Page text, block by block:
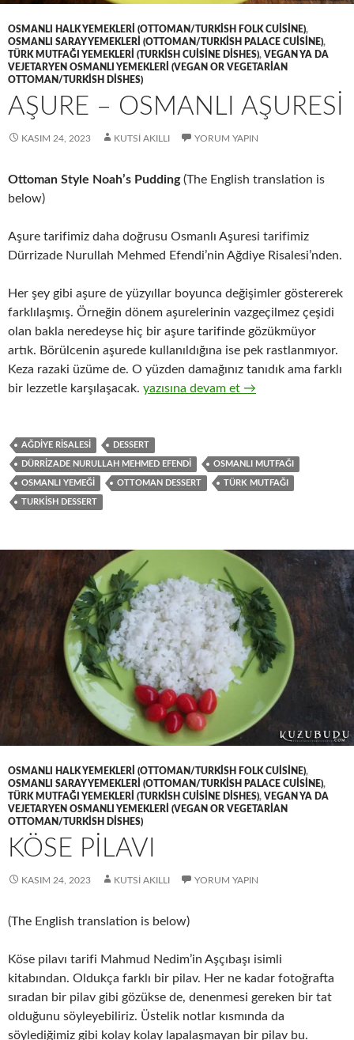
OSMANLI HALK YEMEKLERI (OTTOMAN/TURKISH FOLK CUISINE),
OSMANLI SARAY YEMEKLERI (OTTOMAN/TURKISH PALACE CUISINE),
TÜRK MUTFAĞI YEMEKLERI (TURKISH CUISINE DISHES), VEGAN YA DA
VEJETARYEN OSMANLI YEMEKLERI (VEGAN OR VEGETARIAN
OTTOMAN/TURKISH DISHES)
AŞURE – OSMANLI AŞURESİ
KASIM 24, 2023 KUTSI AKILLI YORUM YAPIN
Ottoman Style Noah’s Pudding(The English translation is
below)
Aşure tarifimiz daha doğrusu Osmanlı Aşuresi tarifimiz
Dürrizade Nurullah Mehmed Efendi’nin Ağdiye Risalesi’nden.
Her şey gibi aşure de yüzyıllar boyunca değişimler göstererek
farklılaşmış. Örneğin dönem aşurelerinin vazgeçilmez çeşidi
olan bakla neredeyse hiç bir aşure tarifinde gözükmüyor
artık. Börülcenin aşurede kullanıldığına ise pek rastlanmıyor.
Keza razaki üzüme de. O yüzden damağınız tanıdık ama farklı
bir lezzetle karşılaşacak. AŞURE – OSMANLI AŞURESİ
yazısına devam et →
AĞDIYE RISALESI DESSERT
DÜRRIZADE NURULLAH MEHMED EFENDI OSMANLI MUTFAĞI
OSMANLI YEMEĞI OTTOMAN DESSERT TÜRK MUTFAĞI
TURKISH DESSERT
OSMANLI HALK YEMEKLERI (OTTOMAN/TURKISH FOLK CUISINE),
OSMANLI SARAY YEMEKLERI (OTTOMAN/TURKISH PALACE CUISINE),
TÜRK MUTFAĞI YEMEKLERI (TURKISH CUISINE DISHES), VEGAN YA DA
VEJETARYEN OSMANLI YEMEKLERI (VEGAN OR VEGETARIAN
OTTOMAN/TURKISH DISHES)
KÖSE PİLAVI
KASIM 24, 2023 KUTSI AKILLI YORUM YAPIN
(The English translation is below)
Köse pilavı tarifi Mahmud Nedim’in Aşçıbaşı isimli
kitabından. Oldukça farklı bir pilav. Her ne kadar fotoğrafta
sıradan bir pilav gibi gözükse de, denenmesi gereken bir tat
olduğunu söyleyebiliriz. Üstelik notlar kısmında da
söylediğimiz gibi kolay kolay lapalaşmayan bir pilav bu.